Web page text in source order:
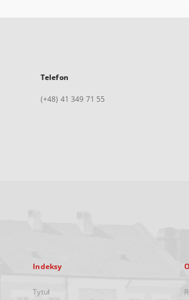
Telefon
(+48) 41 349 71 55
Indeksy
Tytuł